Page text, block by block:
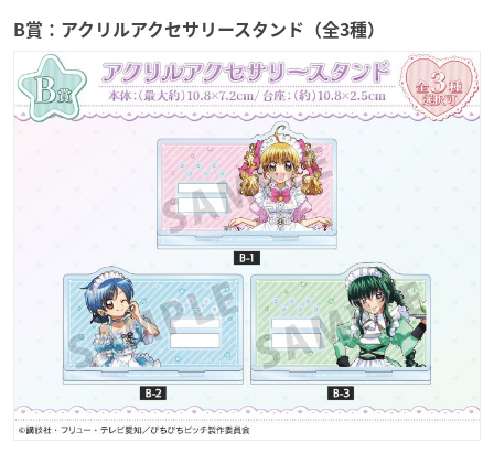
B賞：アクリルアクセサリースタンド（全3種）